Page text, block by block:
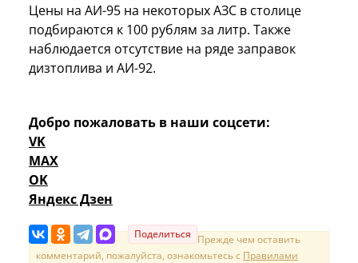
Цены на АИ-95 на некоторых АЗС в столице
подбираются к 100 рублям за литр. Также
наблюдается отсутствие на ряде заправок
дизтоплива и АИ-92.
Добро пожаловать в наши соцсети:
VK
MAX
OK
Яндекс Дзен
Поделиться Прежде чем оставить
комментарий, пожалуйста, ознакомьтесь с Правилами